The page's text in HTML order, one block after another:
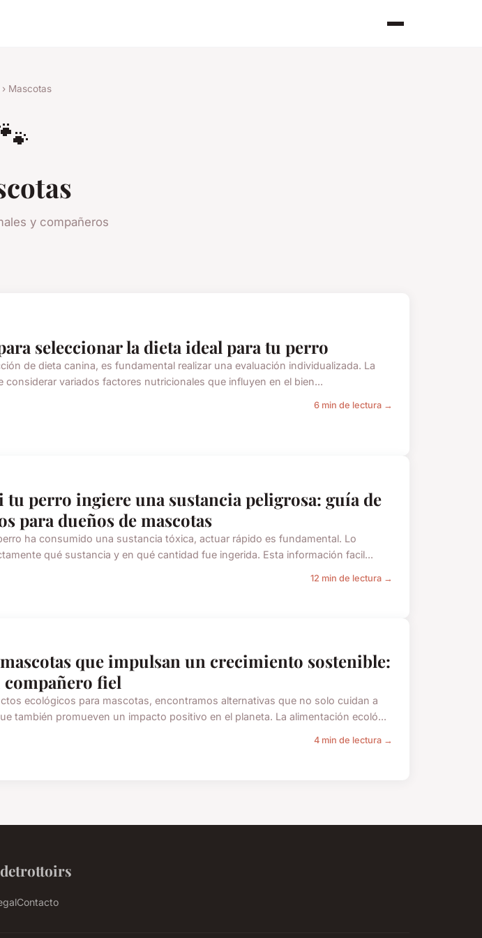
Mascotas
y compañeros
seleccionar la dieta ideal para tu perro
de dieta canina, es fundamental realizar una evaluación individualizada. La
considerar variados factores nutricionales que influyen en el bien...
6 min de lectura →
tu perro ingiere una sustancia peligrosa: guía de
para dueños de mascotas
ha consumido una sustancia tóxica, actuar rápido es fundamental. Lo
qué sustancia y en qué cantidad fue ingerida. Esta información facil...
12 min de lectura →
que impulsan un crecimiento sostenible:
fiel
ecológicos para mascotas, encontramos alternativas que no solo cuidan a
también promueven un impacto positivo en el planeta. La alimentación ecoló...
4 min de lectura →
Contacto